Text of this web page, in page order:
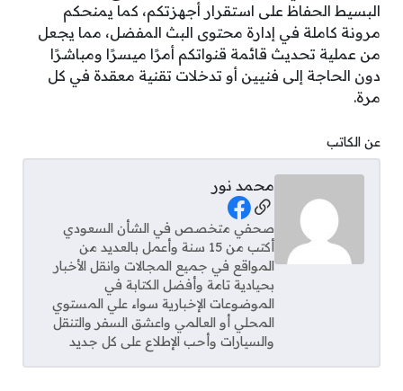
البسيط الحفاظ على استقرار أجهزتكم، كما يمنحكم
مرونة كاملة في إدارة محتوى البث المفضل، مما يجعل
من عملية تحديث قائمة قنواتكم أمرًا ميسرًا ومباشرًا
دون الحاجة إلى فنيين أو تدخلات تقنية معقدة في كل
مرة.
عن الكاتب
محمد نور
Social Links
صحفي متخصص في الشأن السعودي
أكتب من 15 سنة وأعمل بالعديد من
المواقع في جميع المجالات وانقل الأخبار
بحيادية تامة وأفضل الكتابة في
الموضوعات الإخبارية سواء علي المستوي
المحلي أو العالمي واعشق السفر والتنقل
والسيارات وأحب الإطلاع على كل جديد